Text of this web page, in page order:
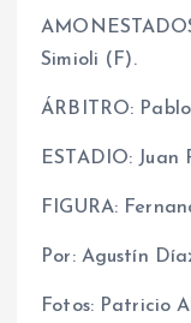
Simioli (F).
ÁRBITRO:
ESTADIO: Juan
FIGURA:
Por: Agustín
Fotos: Patricio